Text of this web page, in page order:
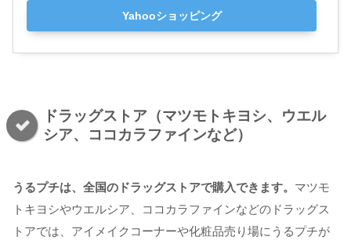
Yahooショッピング
ドラッグストア（マツモトキヨシ、ウエル
シア、ココカラファインなど）
うるプチは、全国のドラッグストアで購入できます。 マツモ
トキヨシやウエルシア、ココカラファインなどのドラッグス
トアでは、アイメイクコーナーや化粧品売り場にうるプチが